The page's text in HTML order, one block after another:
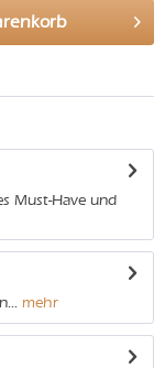
Must-Have und
mehr